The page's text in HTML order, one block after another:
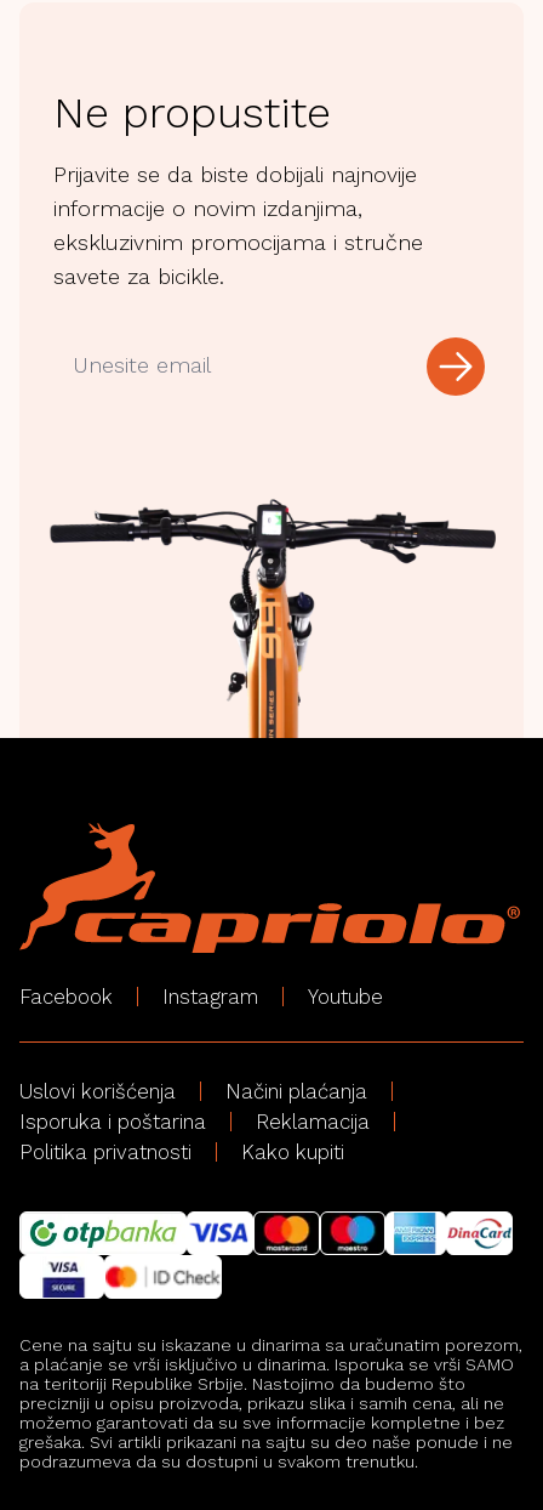
Ne propustite
Prijavite se da biste dobijali najnovije
informacije o novim izdanjima,
ekskluzivnim promocijama i stručne
savete za bicikle.
Facebook Instagram Youtube
Uslovi korišćenja
Načini plaćanja
Isporuka i poštarina
Reklamacija
Politika privatnosti
Kako kupiti
Cene na sajtu su iskazane u dinarima sa uračunatim porezom,
a plaćanje se vrši isključivo u dinarima. Isporuka se vrši SAMO
na teritoriji Republike Srbije. Nastojimo da budemo što
precizniji u opisu proizvoda, prikazu slika i samih cena, ali ne
možemo garantovati da su sve informacije kompletne i bez
grešaka. Svi artikli prikazani na sajtu su deo naše ponude i ne
podrazumeva da su dostupni u svakom trenutku.